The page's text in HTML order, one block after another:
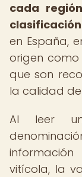
cada
en España,
origen como
que son
la calidad de
Al leer
vitícola, la